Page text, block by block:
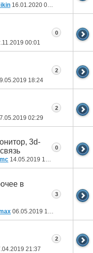
16.01.2020 08:30
00:01
0
18:24
2
02:29
2
3d-
14.05.2019 14:37
0
в
06.05.2019 16:45
3
21:37
2